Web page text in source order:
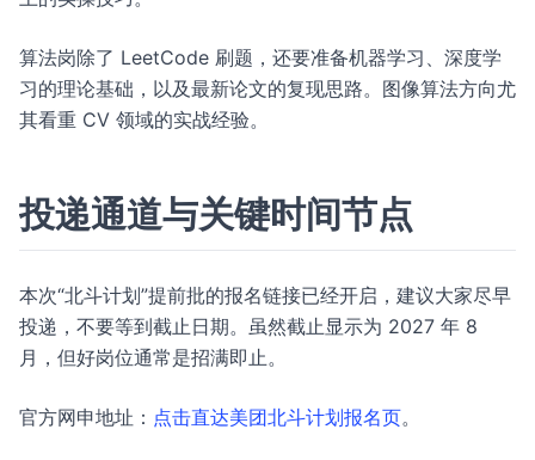
算法岗除了 LeetCode 刷题，还要准备机器学习、深度学
习的理论基础，以及最新论文的复现思路。图像算法方向尤
其看重 CV 领域的实战经验。
投递通道与关键时间节点
本次“北斗计划”提前批的报名链接已经开启，建议大家尽早
投递，不要等到截止日期。虽然截止显示为 2027 年 8
月，但好岗位通常是招满即止。
官方网申地址： 点击直达美团北斗计划报名页。